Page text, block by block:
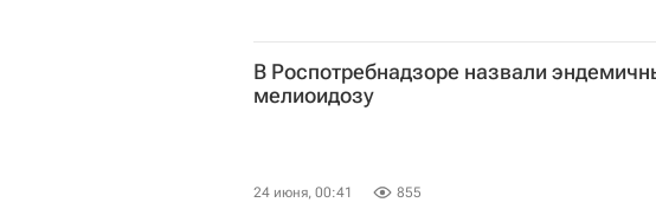
В Роспотребнадзоре назвали
мелиоидозу
24 июня, 00:41 855